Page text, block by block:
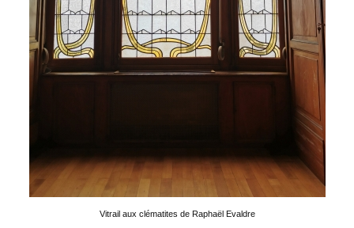
Vitrail aux clématites de Raphaël Evaldre